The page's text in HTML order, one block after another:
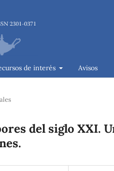
de interés Avisos
del siglo XXI.